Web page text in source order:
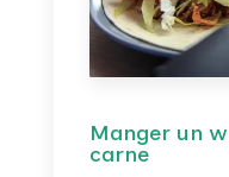
Manger un
carne